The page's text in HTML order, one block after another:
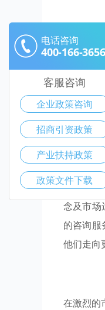
为有效增
通过专项
更多创业
享受增值
稳健发展
九龙坡区
内推出了
念及市场
的咨询服
他们走向
在激烈的
电话咨询
400-166-3656
客服咨询
企业政策咨询
招商引资政策
产业扶持政策
政策文件下载